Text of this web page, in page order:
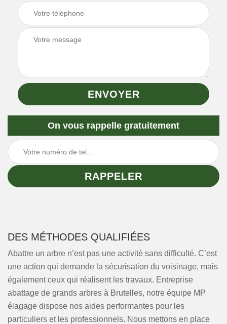
On vous rappelle gratuitement
DES MÉTHODES QUALIFIÉES
Abattre un arbre n’est pas une activité sans difficulté. C’est
une action qui demande la sécurisation du voisinage, mais
également ceux qui réalisent les travaux. Entreprise
abattage de grands arbres à Brutelles, notre équipe MP
élagage dispose nos aides performantes pour les
particuliers et les professionnels. Nous mettons en place